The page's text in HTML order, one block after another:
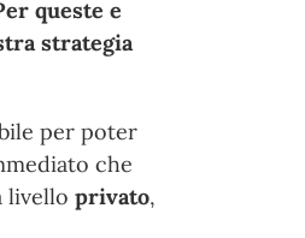
queste e
strategia
per poter
che
livello privato,